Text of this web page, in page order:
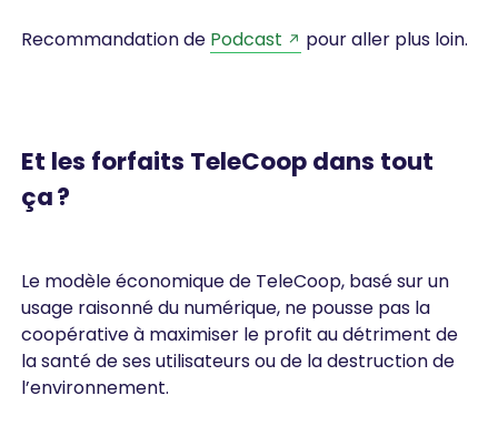
Recommandation de Podcast pour aller plus loin.
Et les forfaits TeleCoop dans tout
ça ?
Le modèle économique de TeleCoop, basé sur un
usage raisonné du numérique, ne pousse pas la
coopérative à maximiser le profit au détriment de
la santé de ses utilisateurs ou de la destruction de
l’environnement.